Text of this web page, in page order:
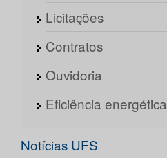
Licitações
Contratos
Ouvidoria
Eficiência energética
Notícias UFS